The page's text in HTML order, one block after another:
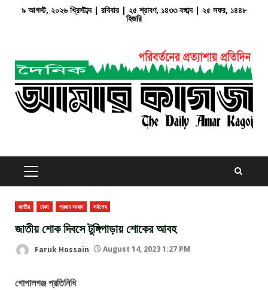
৯ আগস্ট, ২০২৬ খ্রিস্টাব্দ | রবিবার | ২৫ শ্রাবণ, ১৪৩৩ বঙ্গাব্দ | ২৫ সফর, ১৪৪৮
হিজরি
PRIMARY
MENU
জাতীয় ঢাকা প্রধান সংবাদ সর্বশেষ
জাতীয় শোক দিবসে টুঙ্গিপাড়ায় শোকের আবহ
Faruk Hossain August 14, 2023 1:27 PM
গোপালগঞ্জ প্রতিনিধি